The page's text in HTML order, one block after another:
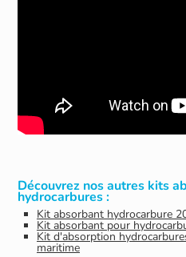
Découvrez nos autres kits
hydrocarbures :
Kit absorbant hydrocarbure
Kit absorbant pour
Kit d'absorption
maritime